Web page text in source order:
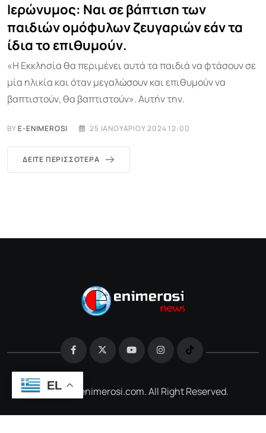
Ιερώνυμος: Ναι σε βάπτιση των
παιδιών ομόφυλων ζευγαριών εάν τα
ίδια το επιθυμούν.
«Η Εκκλησία θα περιμένει αυτά τα παιδιά να φτάσουν σε
μία ηλικία και όταν μεγαλώσουν και επιθυμούν να
βαπτιστούν, θα βαπτιστούν». Αυτήν την.
BYE-ENIMEROSI 25 ΙΑΝΟΥΑΡΊΟΥ 2024 12:00
ΔΕΊΤΕ ΠΕΡΙΣΣΌΤΕΡΑ
@2026 e-enimerosi.com. All Right Reserved.
EL